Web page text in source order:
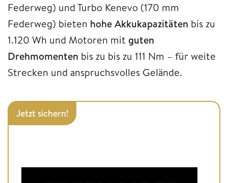
Federweg) und Turbo Kenevo (170 mm
Federweg) bieten hohe Akkukapazitäten bis zu
1.120 Wh und Motoren mit guten
Drehmomenten bis zu bis zu 111 Nm – für weite
Strecken und anspruchsvolles Gelände.
Jetzt sichern!